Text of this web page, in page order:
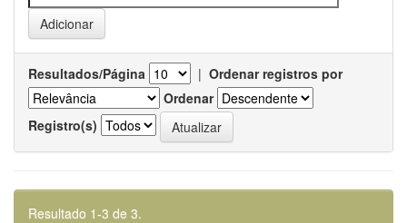
Resultados/Página | Ordenar registros por
Ordenar
Registro(s)
Resultado 1-3 de 3.